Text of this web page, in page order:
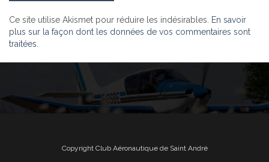
Ce site utilise Akismet pour réduire les indésirables. En savoir
plus sur la façon dont les données de vos commentaires sont
traitées
Copyright Club Aéronautique de Saint André